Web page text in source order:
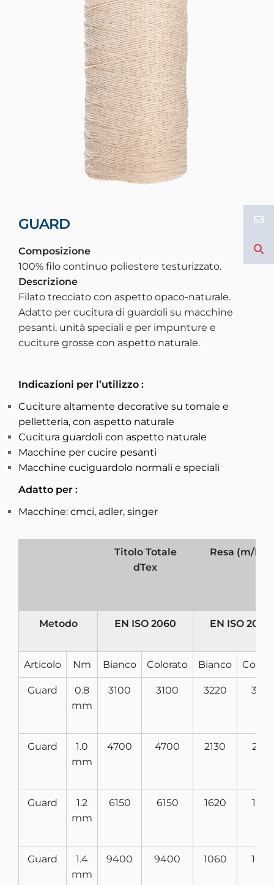
GUARD
Composizione
100% filo continuo poliestere testurizzato.
Descrizione
Filato trecciato con aspetto opaco-naturale.
Adatto per cucitura di guardoli su macchine
pesanti, unità speciali e per impunture e
cuciture grosse con aspetto naturale.
Indicazioni per l’utilizzo :
Cuciture altamente decorative su tomaie e
pelletteria, con aspetto naturale
Cucitura guardoli con aspetto naturale
Macchine per cucire pesanti
Macchine cuciguardolo normali e speciali
Adatto per :
Macchine: cmci, adler, singer
Titolo Totale
dTex
Resa (m/Kg)
Metodo EN ISO 2060 EN ISO 2060
Articolo ­Nm Bianco Colorato Bianco
Guard
0.8
mm
3100 3100 3220 3220
Guard
1.0
mm
4700 4700 2130 2130
Guard
1.2
mm
6150 6150 1620 1620
Guard
1.4
mm
9400 9400 1060 1060